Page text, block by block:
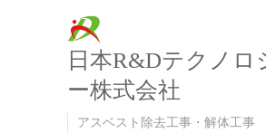
日本R&Dテクノロ
ー株式会社
アスベスト除去工事・解体工事